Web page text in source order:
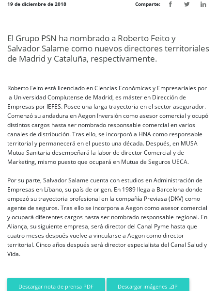
19 de diciembre de 2018 Comparte:
El Grupo PSN ha nombrado a Roberto Feito y
Salvador Salame como nuevos directores territoriales
de Madrid y Cataluña, respectivamente.
Roberto Feito está licenciado en Ciencias Económicas y Empresariales por
la Universidad Complutense de Madrid, es máster en Dirección de
Empresas por IEFES. Posee una larga trayectoria en el sector asegurador.
Comenzó su andadura en Aegon Inversión como asesor comercial y ocupó
distintos cargos hasta ser nombrado responsable comercial en varios
canales de distribución. Tras ello, se incorporó a HNA como responsable
territorial y permanecerá en el puesto una década. Después, en MUSA
Mutua Sanitaria desempeñará la labor de director Comercial y de
Marketing, mismo puesto que ocupará en Mutua de Seguros UECA.
Por su parte, Salvador Salame cuenta con estudios en Administración de
Empresas en Líbano, su país de origen. En 1989 llega a Barcelona donde
empezó su trayectoria profesional en la compañía Previasa (DKV) como
agente de seguros. Tras ello se incorpora a Aegon como asesor comercial
y ocupará diferentes cargos hasta ser nombrado responsable regional. En
Aliança, su siguiente empresa, será director del Canal Pyme hasta que
cuatro meses después vuelve a vincularse a Aegon como director
territorial. Cinco años después será director especialista del Canal Salud y
Vida.
Descargar nota de prensa PDF Descargar imágenes .ZIP